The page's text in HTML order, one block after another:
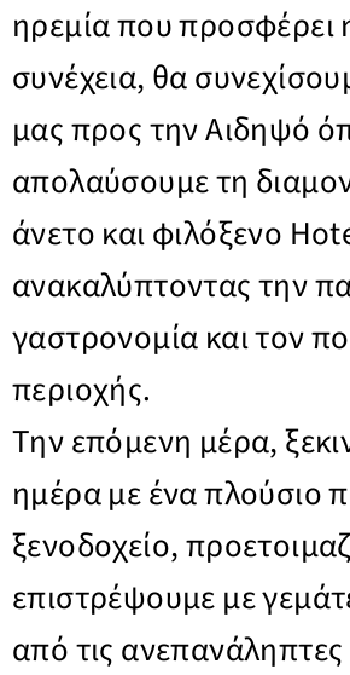
ηρεμία που προσφέρει
συνέχεια, θα
μας προς την Αιδηψό
απολαύσουμε τη
άνετο και φιλόξενο
ανακαλύπτοντας την
γαστρονομία και τον
περιοχής.
Την επόμενη μέρα,
ημέρα με ένα πλούσιο
ξενοδοχείο,
επιστρέψουμε με
από τις ανεπανάληπτες